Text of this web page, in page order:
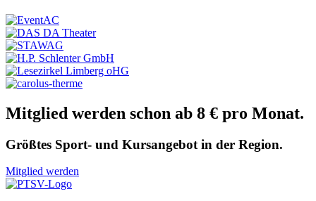
Mitglied werden schon ab 8 € pro Monat.
Größtes Sport- und Kursangebot in der Region.
Mitglied werden